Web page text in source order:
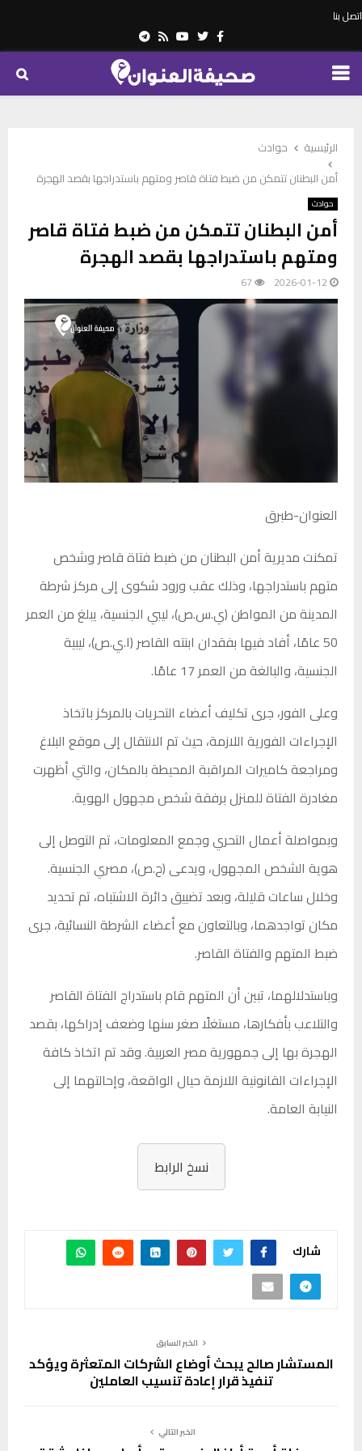
اتصل بنا
Facebook
Twitter
Youtube
Rss
Telegram
PRIMARY
الرئيسية
حوادث
أمن البطنان تتمكن من ضبط فتاة قاصر ومتهم باستدراجها بقصد الهجرة
حوادث
أمن البطنان تتمكن من ضبط فتاة قاصر
ومتهم باستدراجها بقصد الهجرة
2026-01-12
67
العنوان-طبرق
تمكنت مديرية أمن البطنان من ضبط فتاة قاصر وشخص
متهم باستدراجها، وذلك عقب ورود شكوى إلى مركز شرطة
المدينة من المواطن (ي.س.ص)، ليبي الجنسية، يبلغ من العمر
50 عامًا، أفاد فيها بفقدان ابنته القاصر (ا.ي.ص)، ليبية
الجنسية، والبالغة من العمر 17 عامًا.
وعلى الفور، جرى تكليف أعضاء التحريات بالمركز باتخاذ
الإجراءات الفورية اللازمة، حيث تم الانتقال إلى موقع البلاغ
ومراجعة كاميرات المراقبة المحيطة بالمكان، والتي أظهرت
مغادرة الفتاة للمنزل برفقة شخص مجهول الهوية.
وبمواصلة أعمال التحري وجمع المعلومات، تم التوصل إلى
هوية الشخص المجهول، ويدعى (ح.ص)، مصري الجنسية.
وخلال ساعات قليلة، وبعد تضييق دائرة الاشتباه، تم تحديد
مكان تواجدهما، وبالتعاون مع أعضاء الشرطة النسائية، جرى
ضبط المتهم والفتاة القاصر.
وباستدلالهما، تبين أن المتهم قام باستدراج الفتاة القاصر
والتلاعب بأفكارها، مستغلًا صغر سنها وضعف إدراكها، بقصد
الهجرة بها إلى جمهورية مصر العربية. وقد تم اتخاذ كافة
الإجراءات القانونية اللازمة حيال الواقعة، وإحالتهما إلى
النيابة العامة.
نسخ الرابط
شارك
الخبر السابق
المستشار صالح يبحث أوضاع الشركات المتعثرة ويؤكد
تنفيذ قرار إعادة تنسيب العاملين
الخبر التالي